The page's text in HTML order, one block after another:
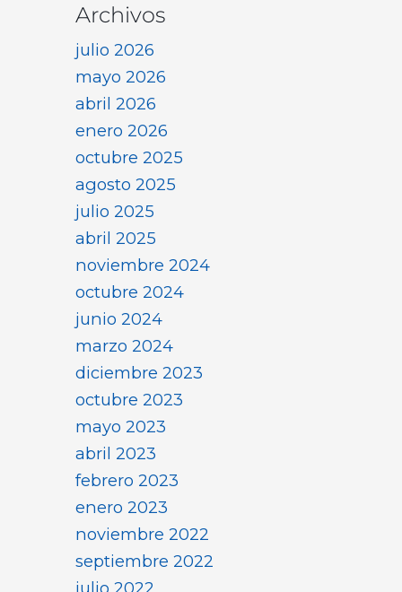
Archivos
julio 2026
mayo 2026
abril 2026
enero 2026
octubre 2025
agosto 2025
julio 2025
abril 2025
noviembre 2024
octubre 2024
junio 2024
marzo 2024
diciembre 2023
octubre 2023
mayo 2023
abril 2023
febrero 2023
enero 2023
noviembre 2022
septiembre 2022